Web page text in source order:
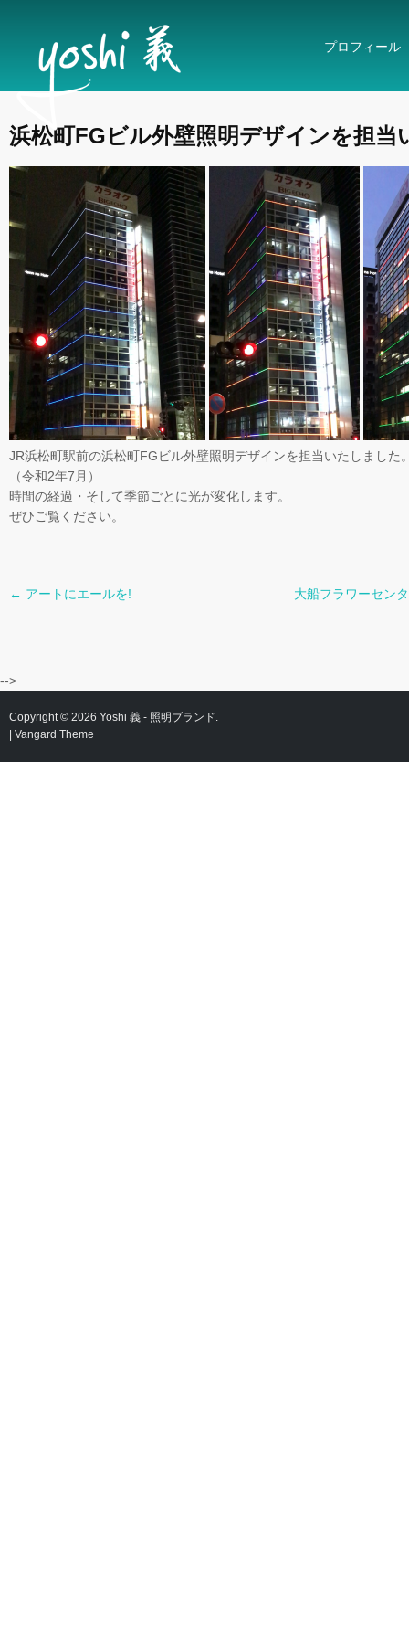
プロフィール
浜松町FGビル外壁照明デザインを担当
JR浜松町駅前の浜松町FGビル外壁照明デザインを担当いたしました
（令和2年7月）
時間の経過・そして季節ごとに光が変化します。
ぜひご覧ください。
Post
← アートにエールを! 大船フラワーセン
-->
Copyright © 2026 Yoshi 義 - 照明ブランド.
Vangard Theme